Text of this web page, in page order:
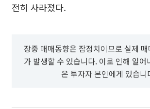
전히 사라졌다.
장중 매매동향은 잠정치이므로 실제
가 발생할 수 있습니다. 이로 인해 일어
은 투자자 본인에게 있습니